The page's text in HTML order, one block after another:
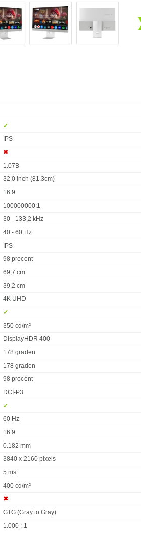
✓︎
IPS
✖︎
1.07B
32.0 inch (81.3cm)
16:9
100000000:1
30 - 133,2 kHz
40 - 60 Hz
IPS
98 procent
69,7 cm
39,2 cm
4K UHD
✓︎
350 cd/m²
DisplayHDR 400
178 graden
178 graden
98 procent
DCI-P3
✓︎
60 Hz
16:9
0.182 mm
3840 x 2160 pixels
5 ms
400 cd/m²
✖︎
GTG (Gray to Gray)
1.000 : 1